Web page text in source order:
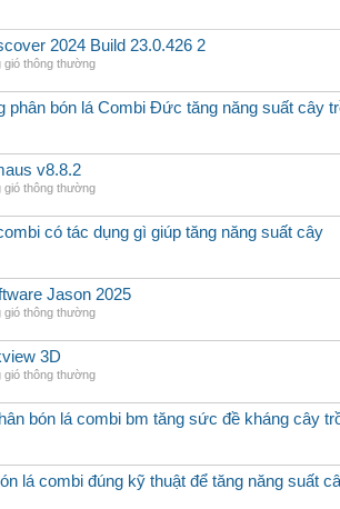
2024 Build 23.0.426 2
gió thông thường
phân bón lá Combi Đức tăng năng suất cây
v8.8.2
gió thông thường
có tác dụng gì giúp tăng năng suất cây
Jason 2025
gió thông thường
3D
gió thông thường
bón lá combi bm tăng sức đề kháng cây
lá combi đúng kỹ thuật để tăng năng suất